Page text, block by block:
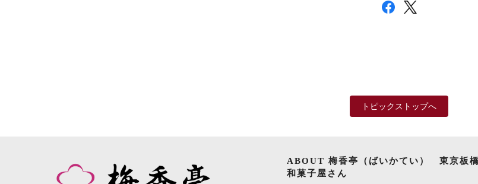
トピックストップへ
ABOUT 梅香亭（ばいかてい） 東京板
和菓子屋さん